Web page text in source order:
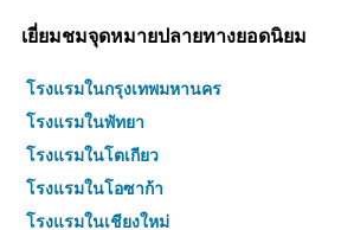
เยี่ยมชมจุดหมายปลายทางยอดนิยม
โรงแรมในกรุงเทพมหานคร
โรงแรมในพัทยา
โรงแรมในโตเกียว
โรงแรมในโอซาก้า
โรงแรมในเชียงใหม่